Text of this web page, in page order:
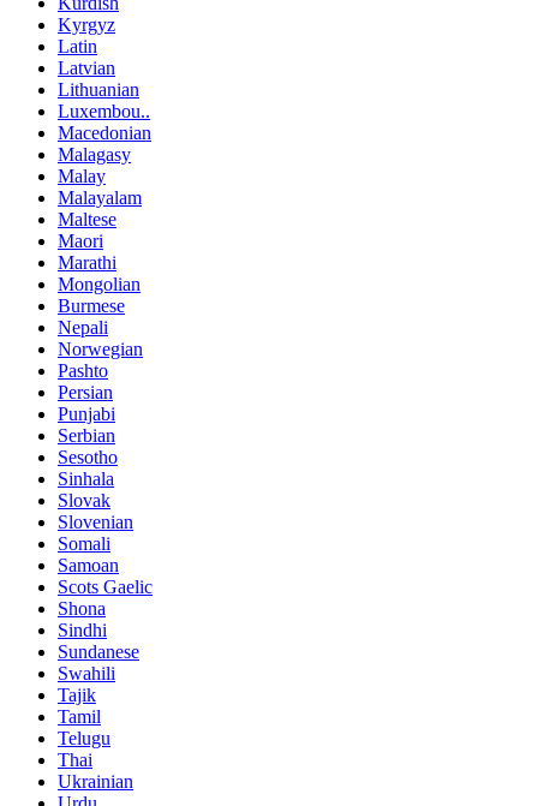
Kyrgyz
Latin
Latvian
Lithuanian
Luxembou..
Macedonian
Malagasy
Malay
Malayalam
Maltese
Maori
Marathi
Mongolian
Burmese
Nepali
Norwegian
Pashto
Persian
Punjabi
Serbian
Sesotho
Sinhala
Slovak
Slovenian
Somali
Samoan
Scots Gaelic
Shona
Sindhi
Sundanese
Swahili
Tajik
Tamil
Telugu
Thai
Ukrainian